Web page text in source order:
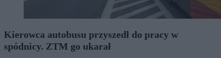
Kierowca autobusu przyszedł do pracy w
spódnicy. ZTM go ukarał